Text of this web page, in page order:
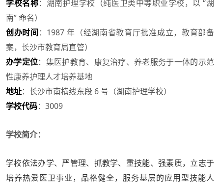
学校名称：湖南护理学校（纯医卫类中等职业学校，以 “湖
南” 命名）
创办时间：1987 年（经湖南省教育厅批准成立，教育部备
案，长沙市教育局直管）
办学定位：集医护教育、康复治疗、养老服务于一体的示范
性康养护理人才培养基地
地址：长沙市南横线东段 6 号（湖南护理学校）
学校代码：3009
学校简介：
学校依法办学、严管理、抓教学、重技能、强素质，立志于
培养热爱医卫事业，品格健全，服务基层的应用型技能人